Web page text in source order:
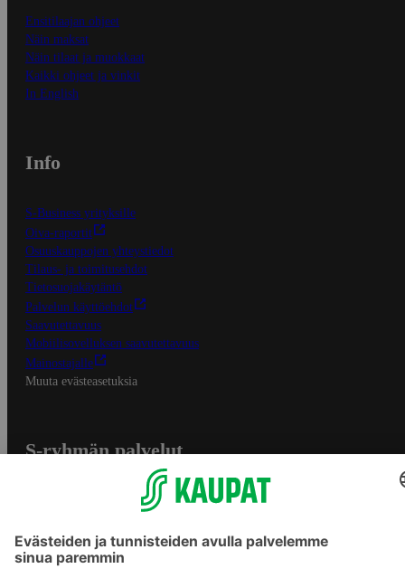
Ensitilaajan ohjeet
Näin maksat
Näin tilaat ja muokkaat
Kaikki ohjeet ja vinkit
In English
Info
S-Business yrityksille
Oiva-raportit
Osuuskauppojen yhteystiedot
Tilaus- ja toimitusehdot
Tietosuojakäytäntö
Palvelun käyttöehdot
Saavutettavuus
Mobiilisovelluksen saavutettavuus
Mainostajalle
Muuta evästeasetuksia
S-ryhmän palvelut
Yhteishyvä Ruoka -sovellus
S-ostoslista -sovellus